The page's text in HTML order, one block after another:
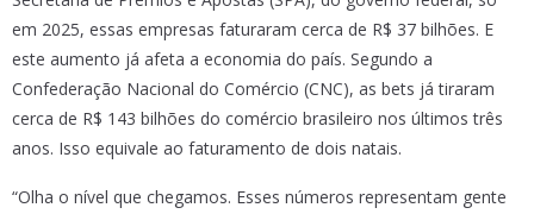
em 2025, essas empresas faturaram cerca de R$ 37 bilhões. E
este aumento já afeta a economia do país. Segundo a
Confederação Nacional do Comércio (CNC), as bets já tiraram
cerca de R$ 143 bilhões do comércio brasileiro nos últimos três
anos. Isso equivale ao faturamento de dois natais.
“Olha o nível que chegamos. Esses números representam gente